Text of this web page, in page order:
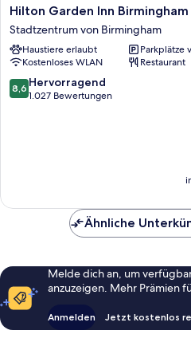
Hilton
Garden
Inn
Birmingham
Brindley
Place
Stadtzentrum
Hilton Garden Inn
Stadtzentrum von Birmingham
Haustiere erlaubt
Parkplätze
Kostenloses WLAN
Restaurant
8.6
von
8,6 Hervorragend
1.027 Bewertungen
Ähnliche
Melde dich an, um
anzuzeigen. Mehr Prämien
Anmelden Jetzt kostenlos